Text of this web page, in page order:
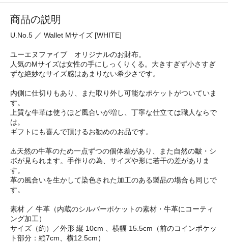
商品の説明
U.No.5 ／ Wallet Mサイズ [WHITE]
ユーエヌファイブ オリジナルのお財布。
人気のMサイズは女性の手にしっくりくる。大きすぎず小さすぎ
ずな絶妙なサイズ感はあまりない希少さです。
内側に仕切りもあり、また取り外し可能なポケットがついていま
す。
上質な牛革は使うほど風合いが増し、丁寧な仕立ては職人ならで
は。
ギフトにも喜んで頂けるお勧めのお品です。
⚠️天然の牛革のため一点ずつの個体差があり、また自然の皺・シ
ボが見られます。手作りの為、サイズや形に若干の差がありま
す。
革の風合いを生かして染色された加工のある製品の場合も同じで
す。
素材 ／ 牛革（内蔵のシルバーポケットの素材・牛革にコーティ
ング加工）
サイズ（約）／外形 縦 10cm 、横幅 15.5cm（前のコインポケッ
ト部分：縦7cm、横12.5cm）